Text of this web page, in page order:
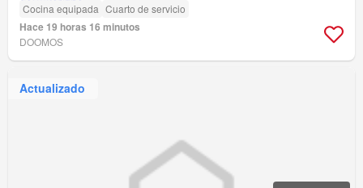
Cocina equipada Cuarto de servicio
Hace 19 horas 16 minutos
DOOMOS
Actualizado